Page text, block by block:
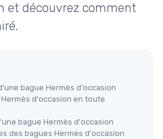
et découvrez comment
bague Hermès d'occasion
d'occasion en toute
bague Hermès d'occasion
des bagues Hermès d'occasion